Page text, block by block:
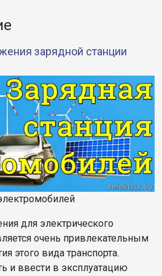
зарядной станции
для электрического
очень привлекательным
этого вида транспорта.
и ввести в эксплуатацию